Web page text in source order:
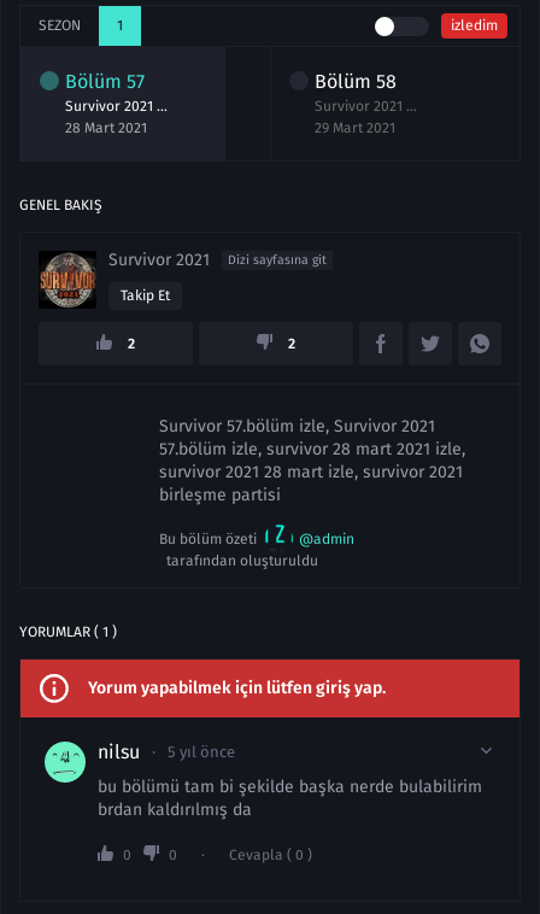
SEZON 1 izledim
Bölüm 57
Survivor 2021 57.Bölüm izle 28 Mart
28 Mart 2021
Bölüm 58
Survivor 2021 58.Bölüm izle 29 Mart
29 Mart 2021
GENEL BAKIŞ
Survivor 2021 Dizi sayfasına git
Takip Et
2 2
Survivor 57.bölüm izle, Survivor 2021
57.bölüm izle, survivor 28 mart 2021 izle,
survivor 2021 28 mart izle, survivor 2021
birleşme partisi
Bu bölüm özeti
@admin
tarafından oluşturuldu
YORUMLAR ( 1 )
Yorum yapabilmek için lütfen giriş yap.
nilsu 5 yıl önce
bu bölümü tam bi şekilde başka nerde bulabilirim
brdan kaldırılmış da
0 0 Cevapla ( 0 )